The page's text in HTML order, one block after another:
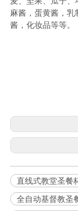
麻酱，蛋黄酱，
酱，化妆品等等。
直线式教堂圣餐
全自动基督教圣